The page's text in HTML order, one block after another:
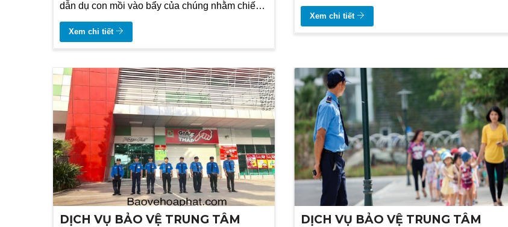
dẫn dụ con mồi vào bẩy của chúng nhằm chiếm
Xem chi tiết
Xem chi tiết
DỊCH VỤ BẢO VỆ TRUNG TÂM
DỊCH VỤ BẢO VỆ TRUNG TÂM